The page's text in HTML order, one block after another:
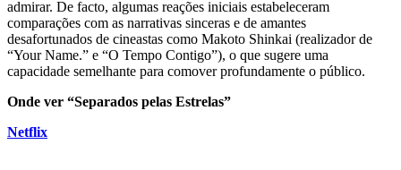
admirar. De facto, algumas reações iniciais estabeleceram
comparações com as narrativas sinceras e de amantes
desafortunados de cineastas como Makoto Shinkai (realizador de
“Your Name.” e “O Tempo Contigo”), o que sugere uma
capacidade semelhante para comover profundamente o público.
Onde ver “Separados pelas Estrelas”
Netflix